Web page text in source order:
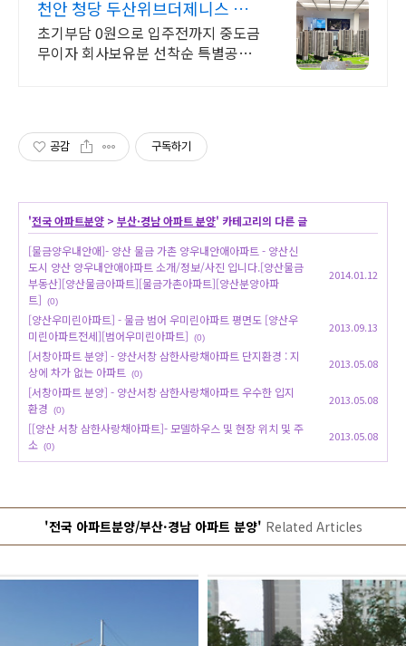
천안 청당 두산위브더제니스 모
델하우스 방문 예약 접수
초기부담 0원으로 입주전까지 중도금
무이자 회사보유분 선착순 특별공급
공감 구독하기
'전국 아파트분양 > 부산·경남 아파트 분양' 카테고리의 다른 글
[물금양우내안애]- 양산 물금 가촌 양우내안애아파트 - 양산신
도시 양산 양우내안애아파트 소개/정보/사진 입니다.[양산물금
부동산][양산물금아파트][물금가촌아파트][양산분양아파
트]
(0)
2014.01.12
[양산우미린아파트] - 물금 범어 우미린아파트 평면도 [양산우
미린아파트전세][범어우미린아파트]
(0)
2013.09.13
[서창아파트 분양] - 양산서창 삼한사랑채아파트 단지환경 : 지
상에 차가 없는 아파트
(0)
2013.05.08
[서창아파트 분양] - 양산서창 삼한사랑채아파트 우수한 입지
환경
(0)
2013.05.08
[[양산 서창 삼한사랑채아파트]- 모델하우스 및 현장 위치 및 주
소 (0)
2013.05.08
'전국 아파트분양/부산·경남 아파트 분양' Related Articles